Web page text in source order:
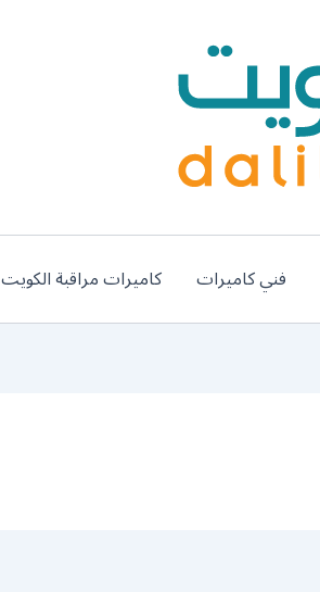
فني كاميرات كاميرات مراقبة الكويت